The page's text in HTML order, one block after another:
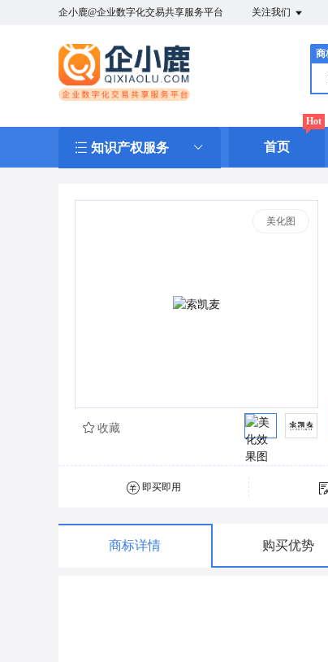
企小鹿@企业数字化交易共享服务平台 关注我们
商
知识产权服务 首页
Hot
美化图
收藏
即买即用
商标详情 购买优势